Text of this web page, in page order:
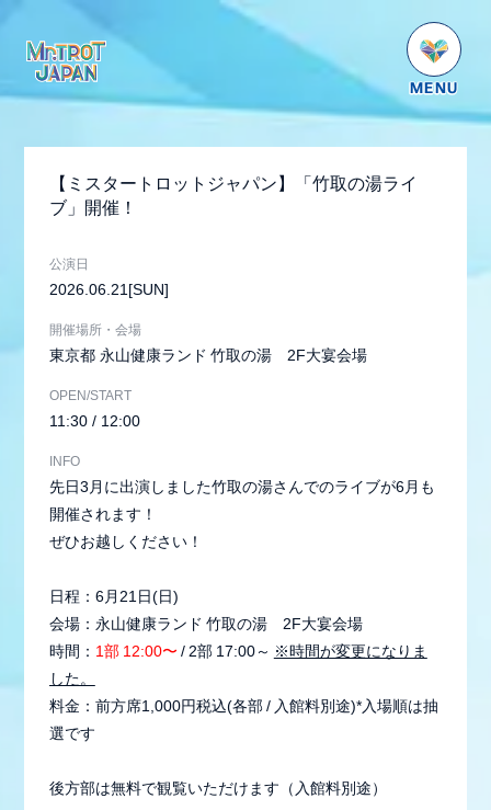
HOME
NEWS
SCHEDULE
VIDEO
GOODS
番組紹介
【ミスタートロットジャパン】「竹取の湯ライ
ブ」開催！
公演日
2026.06.21 [SUN]
開催場所・会場
東京都 永山健康ランド 竹取の湯 2F大宴会場
OPEN/START
11:30 / 12:00
INFO
先日3月に出演しました竹取の湯さんでのライブが6月も
開催されます！
ぜひお越しください！
日程：6月21日(日)
会場：永山健康ランド 竹取の湯 2F大宴会場
時間： 1部 12:00〜 / 2部 17:00～ ※時間が変更になりま
した。
料金：前方席1,000円税込(各部 / 入館料別途)*入場順は抽
選です
後方部は無料で観覧いただけます（入館料別途）